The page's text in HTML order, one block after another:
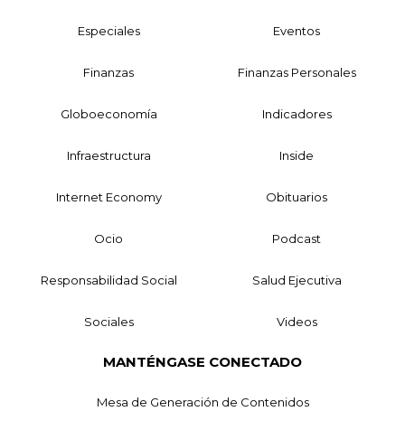
Especiales Eventos
Finanzas Finanzas Personales
Globoeconomía Indicadores
Infraestructura Inside
Internet Economy Obituarios
Ocio Podcast
Responsabilidad Social Salud Ejecutiva
Sociales Videos
MANTÉNGASE CONECTADO
Mesa de Generación de Contenidos